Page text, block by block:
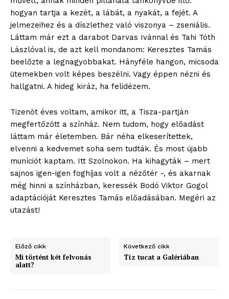
hogyan tartja a kezét, a lábát, a nyakát, a fejét. A
jelmezeihez és a díszlethez való viszonya – zseniális.
Láttam már ezt a darabot Darvas Ivánnal és Tahi Tóth
Lászlóval is, de azt kell mondanom: Keresztes Tamás
beelőzte a legnagyobbakat. Hányféle hangon, micsoda
ütemekben volt képes beszélni. Vagy éppen nézni és
hallgatni. A hideg kiráz, ha felidézem.
Tizenöt éves voltam, amikor itt, a Tisza-partján
megfertőzött a színház. Nem tudom, hogy előadást
láttam már életemben. Bár néha elkeserítettek,
elvenni a kedvemet soha sem tudták. És most újabb
muníciót kaptam. Itt Szolnokon. Ha kihagyták – mert
sajnos igen-igen foghíjas volt a nézőtér -, és akarnak
még hinni a színházban, keressék Bodó Viktor Gogol
adaptációját Keresztes Tamás előadásában. Megéri az
utazást!
Előző cikk
Mi történt két felvonás
alatt?
Következő cikk
Tíz tucat a Galériában